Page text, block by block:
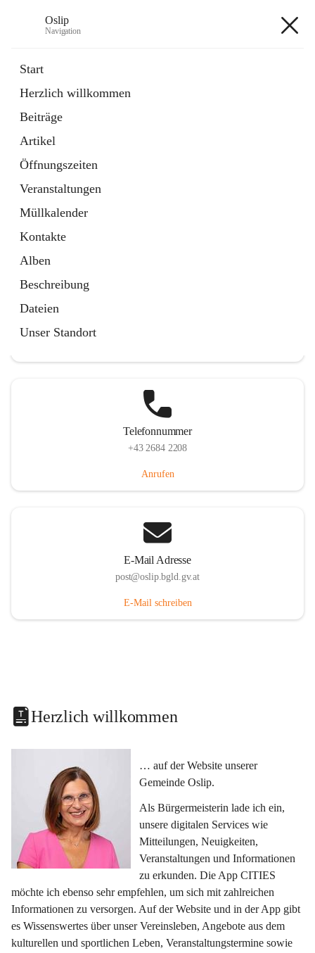
Oslip
Navigation
Start
Herzlich willkommen
Beiträge
Artikel
Öffnungszeiten
Veranstaltungen
Müllkalender
Kontakte
Alben
Beschreibung
Dateien
Unser Standort
Externe Webseite
in
Tab
Bundeskanzleramt Österreich
Externe Webseite
öffnet
in
neuem
Tab
Telefonnummer
+43 2684 2208
Anrufen
E-Mail Adresse
post@oslip.bgld.gv.at
E-Mail schreiben
Herzlich willkommen
… auf der Website unserer
Gemeinde Oslip.
Als Bürgermeisterin lade ich ein,
unsere digitalen Services wie
Mitteilungen, Neuigkeiten,
Veranstaltungen und Informationen
zu erkunden. Die App CITIES
möchte ich ebenso sehr empfehlen, um sich mit zahlreichen
Informationen zu versorgen. Auf der Website und in der App gibt
es Wissenswertes über unser Vereinsleben, Angebote aus dem
kulturellen und sportlichen Leben, Veranstaltungstermine sowie